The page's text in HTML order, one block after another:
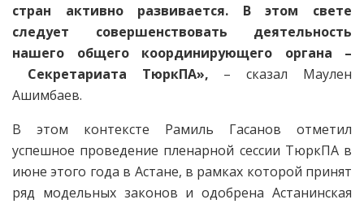
стран активно развивается. В этом свете
следует совершенствовать деятельность
нашего общего координирующего органа –
Секретариата ТюркПА», – сказал Маулен
Ашимбаев.
В этом контексте Рамиль Гасанов отметил
успешное проведение пленарной сессии ТюркПА в
июне этого года в Астане, в рамках которой принят
ряд модельных законов и одобрена Астанинская